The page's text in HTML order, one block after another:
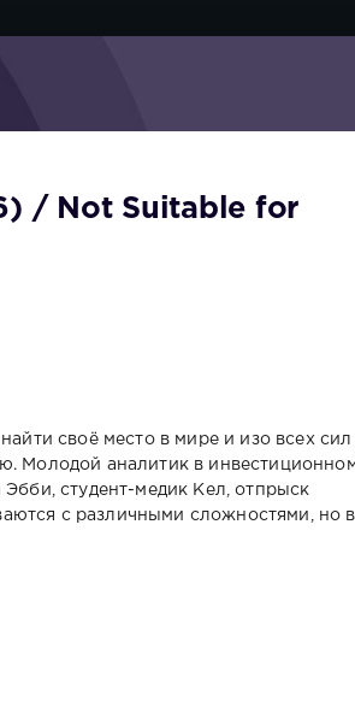
/ Not Suitable for
своё место в мире и изо всех сил
Молодой аналитик в
студент-медик Кел, отпрыск
с различными сложностями, но в